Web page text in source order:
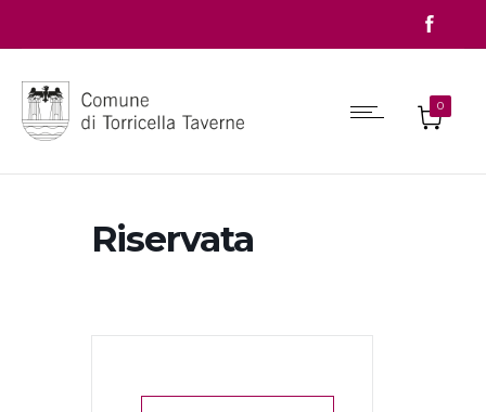
0
Riservata